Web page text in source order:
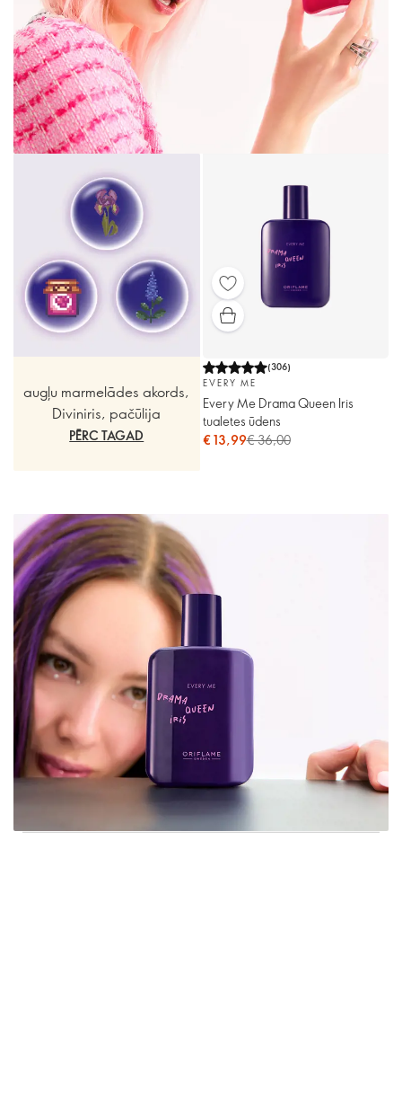
augļu marmelādes akords,
Diviniris, pačūlija
PĒRC TAGAD
(306)
EVERY ME
Every Me Drama Queen Iris
tualetes ūdens
€ 13,99€ 36,00